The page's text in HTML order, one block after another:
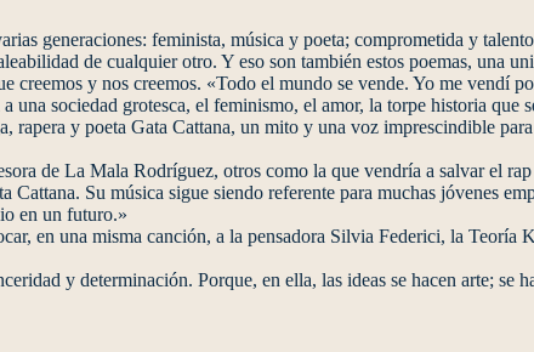
generaciones: feminista, música y poeta; comprometida y
de cualquier otro. Y eso son también estos poemas, una
creemos y nos creemos. «Todo el mundo se vende. Yo me vendí
sociedad grotesca, el feminismo, el amor, la torpe historia que
y poeta Gata Cattana, un mito y una voz imprescindible
de La Mala Rodríguez, otros como la que vendría a salvar el
Su música sigue siendo referente para muchas jóvenes
en un futuro.»
en una misma canción, a la pensadora Silvia Federici, la
y determinación. Porque, en ella, las ideas se hacen arte; se